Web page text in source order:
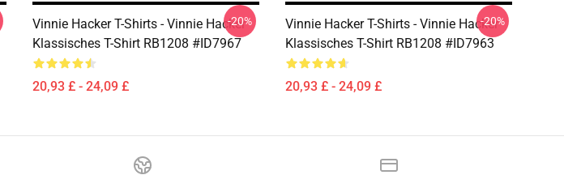
Vinnie Hacker T-Shirts - Vinnie Hacker
Klassisches T-Shirt RB1208 #ID7967
20,93 £ - 24,09 £
-20%
Vinnie Hacker T-Shirts - Vinnie Hacker
Klassisches T-Shirt RB1208 #ID7963
20,93 £ - 24,09 £
-20%